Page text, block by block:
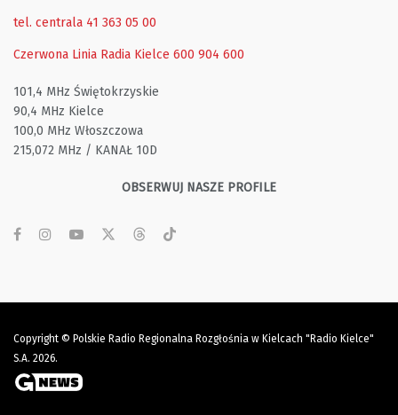
tel. centrala 41 363 05 00
Czerwona Linia Radia Kielce 600 904 600
101,4 MHz Świętokrzyskie
90,4 MHz Kielce
100,0 MHz Włoszczowa
215,072 MHz / KANAŁ 10D
OBSERWUJ NASZE PROFILE
Copyright © Polskie Radio Regionalna Rozgłośnia w Kielcach "Radio Kielce"
S.A. 2026.